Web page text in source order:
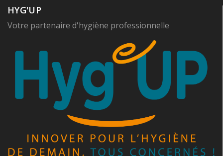
HYG'UP
Votre partenaire d'hygiène professionnelle